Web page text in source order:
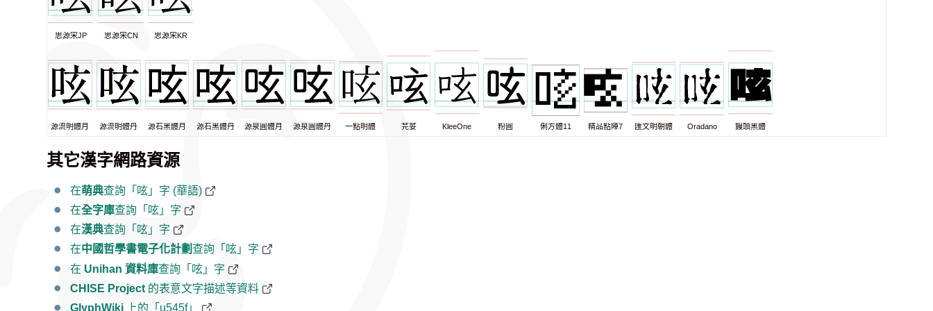
思源宋JP 思源宋CN 思源宋KR
源流明體月 源流明體丹 源石黑體月 源石黑體丹 源泉圓體月 源泉圓體丹 一點明體 芫荽 KleeOne 粉圓 俐方體11 精品點陣7 匯文明朝體 Oradano 饅頭黑體
其它漢字網路資源
在萌典查詢「呟」字 (華語)
在全字庫查詢「呟」字
在漢典查詢「呟」字
在中國哲學書電子化計劃 查詢「呟」字
在 Unihan 資料庫查詢「呟」字
CHISE Project 的表意文字描述等資料
GlyphWiki 上的「u545f」